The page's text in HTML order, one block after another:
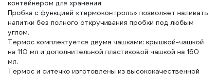
контейнером для хранения.
Пробка с функцией «термоконтроль» позволяет наливать
напитки без полного откручивания пробки под любым
углом.
Термос комплектуется двумя чашками: крышкой-чашкой
на 110 мл и дополнительной пластиковой чашкой на 160
мл.
Термос и ситечко изготовлены из высококачественной